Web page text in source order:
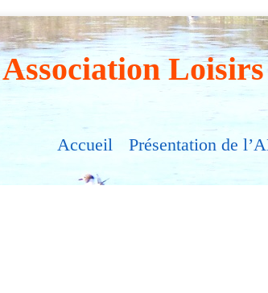
Association
Accueil Présentation de